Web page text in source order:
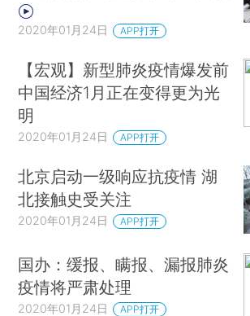
2020年01月24日 APP打开
【宏观】新型肺炎疫情爆发前
中国经济1月正在变得更为光
明
2020年01月24日 APP打开
北京启动一级响应抗疫情 湖
北接触史受关注
2020年01月24日 APP打开
国办：缓报、瞒报、漏报肺炎
疫情将严肃处理
2020年01月24日 APP打开